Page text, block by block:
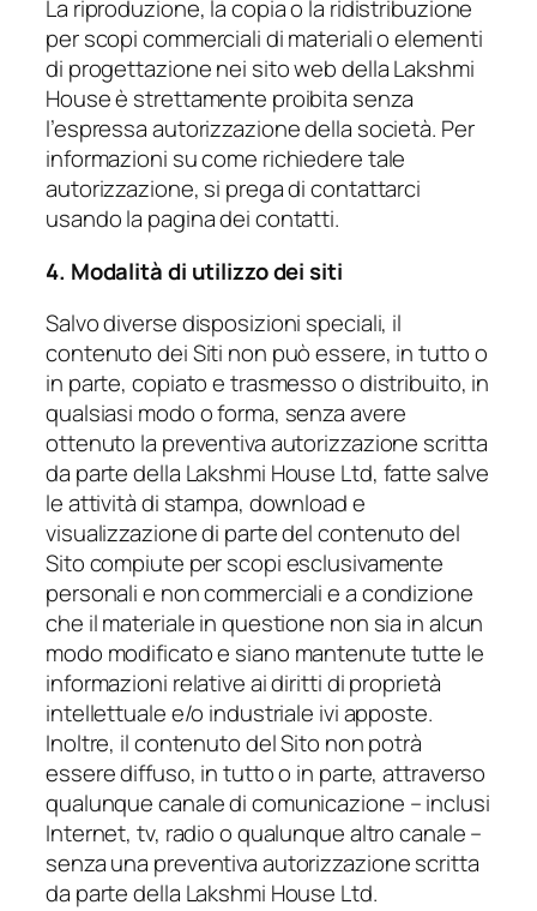
La riproduzione, la copia o la ridistribuzione
per scopi commerciali di materiali o elementi
di progettazione nei sito web della Lakshmi
House è strettamente proibita senza
l’espressa autorizzazione della società. Per
informazioni su come richiedere tale
autorizzazione, si prega di contattarci
usando la pagina dei contatti.
4. Modalità di utilizzo dei siti
Salvo diverse disposizioni speciali, il
contenuto dei Siti non può essere, in tutto o
in parte, copiato e trasmesso o distribuito, in
qualsiasi modo o forma, senza avere
ottenuto la preventiva autorizzazione scritta
da parte della Lakshmi House Ltd, fatte salve
le attività di stampa, download e
visualizzazione di parte del contenuto del
Sito compiute per scopi esclusivamente
personali e non commerciali e a condizione
che il materiale in questione non sia in alcun
modo modificato e siano mantenute tutte le
informazioni relative ai diritti di proprietà
intellettuale e/o industriale ivi apposte.
Inoltre, il contenuto del Sito non potrà
essere diffuso, in tutto o in parte, attraverso
qualunque canale di comunicazione – inclusi
Internet, tv, radio o qualunque altro canale –
senza una preventiva autorizzazione scritta
da parte della Lakshmi House Ltd.